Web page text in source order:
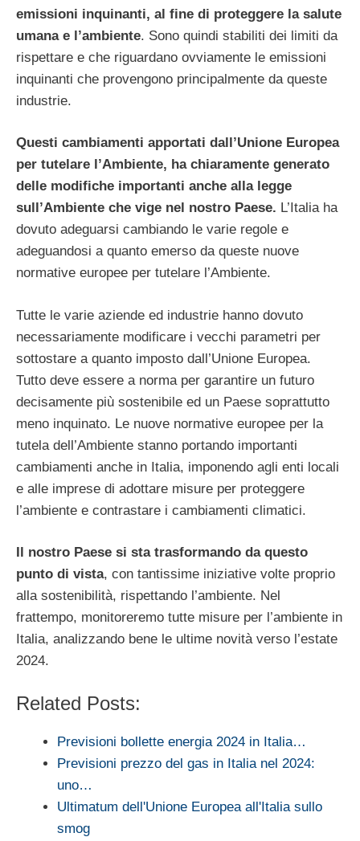
emissioni inquinanti, al fine di proteggere la salute
umana e l’ambiente. Sono quindi stabiliti dei limiti da
rispettare e che riguardano ovviamente le emissioni
inquinanti che provengono principalmente da queste
industrie.
Questi cambiamenti apportati dall’Unione Europea
per tutelare l’Ambiente, ha chiaramente generato
delle modifiche importanti anche alla legge
sull’Ambiente che vige nel nostro Paese. L’Italia ha
dovuto adeguarsi cambiando le varie regole e
adeguandosi a quanto emerso da queste nuove
normative europee per tutelare l’Ambiente.
Tutte le varie aziende ed industrie hanno dovuto
necessariamente modificare i vecchi parametri per
sottostare a quanto imposto dall’Unione Europea.
Tutto deve essere a norma per garantire un futuro
decisamente più sostenibile ed un Paese soprattutto
meno inquinato. Le nuove normative europee per la
tutela dell’Ambiente stanno portando importanti
cambiamenti anche in Italia, imponendo agli enti locali
e alle imprese di adottare misure per proteggere
l’ambiente e contrastare i cambiamenti climatici.
Il nostro Paese si sta trasformando da questo
punto di vista, con tantissime iniziative volte proprio
alla sostenibilità, rispettando l’ambiente. Nel
frattempo, monitoreremo tutte misure per l’ambiente in
Italia, analizzando bene le ultime novità verso l’estate
2024.
Related Posts:
Previsioni bollette energia 2024 in Italia…
Previsioni prezzo del gas in Italia nel 2024:
uno…
Ultimatum dell'Unione Europea all'Italia sullo
smog